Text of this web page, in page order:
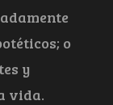
o
y
vida.